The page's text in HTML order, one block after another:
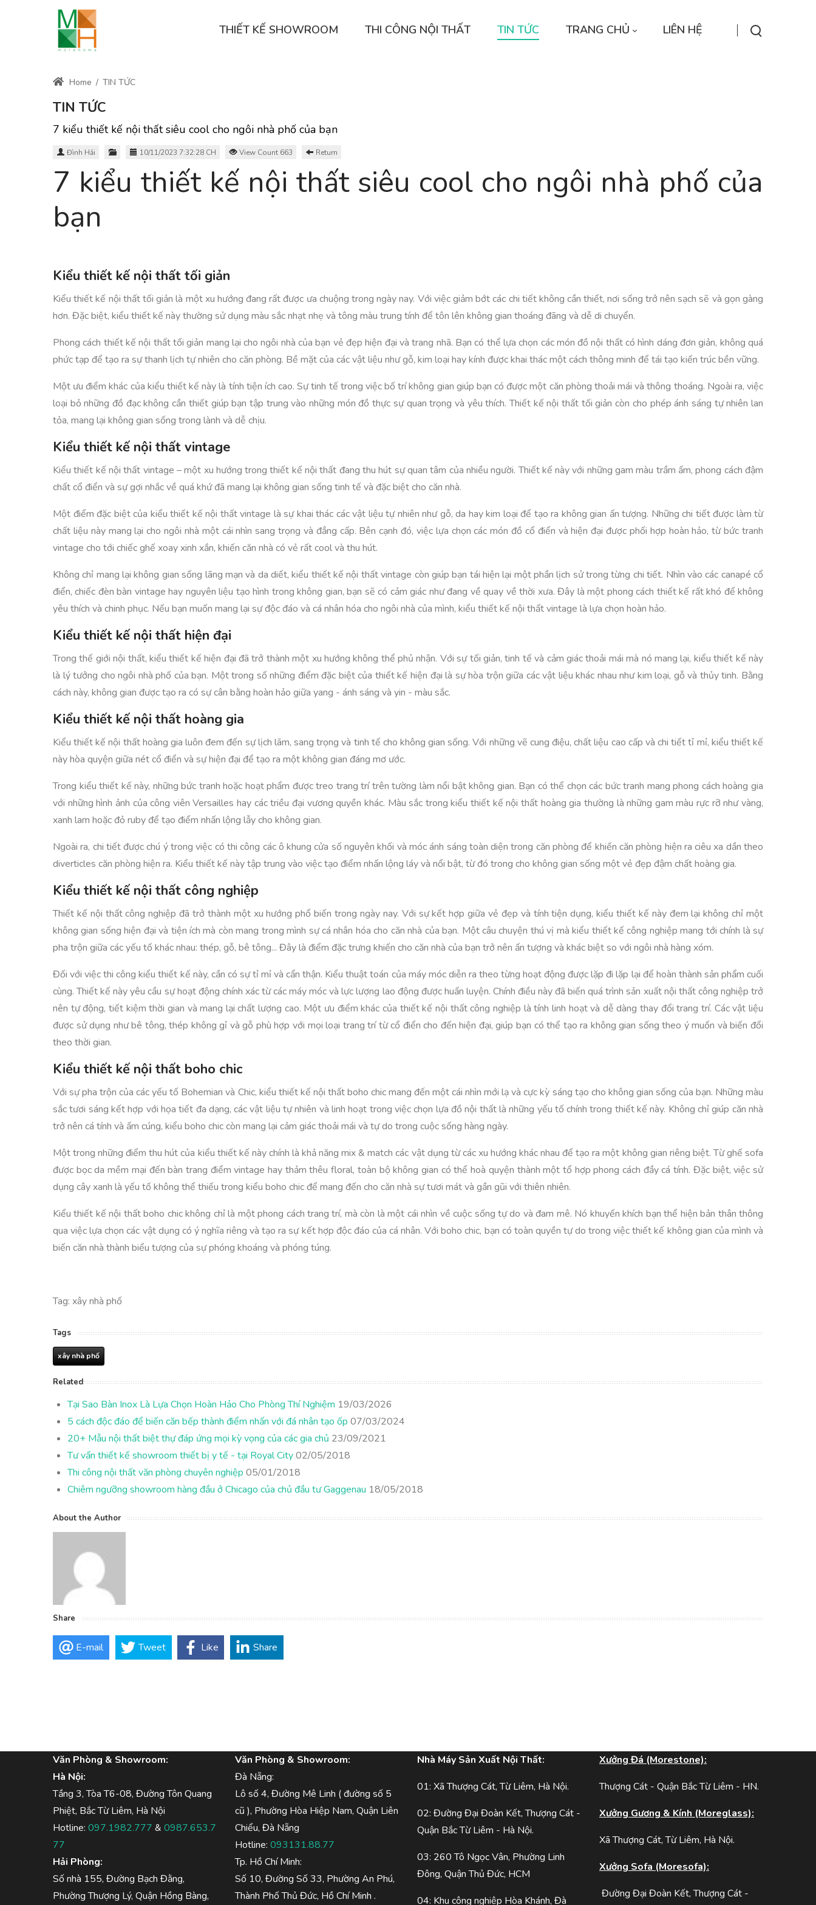
THIẾT KẾ SHOWROOM THI CÔNG NỘI THẤT TIN TỨC TRANG CHỦ LIÊN HỆ
Home / TIN TỨC
TIN TỨC
7 kiểu thiết kế nội thất siêu cool cho ngôi nhà phố của bạn
Đình Hải 10/11/2023 7:32:28 CH View Count 663 Return
7 kiểu thiết kế nội thất siêu cool cho ngôi nhà phố của
bạn
Kiểu thiết kế nội thất tối giản
Kiểu thiết kế nội thất tối giản là một xu hướng đang rất được ưa chuộng trong ngày nay. Với việc giảm bớt các chi tiết không cần thiết, nơi sống trở nên sạch sẽ và gọn gàng
hơn. Đặc biệt, kiểu thiết kế này thường sử dụng màu sắc nhạt nhẹ và tông màu trung tính để tôn lên không gian thoáng đãng và dễ di chuyển.
Phong cách thiết kế nội thất tối giản mang lại cho ngôi nhà của bạn vẻ đẹp hiện đại và trang nhã. Bạn có thể lựa chọn các món đồ nội thất có hình dáng đơn giản, không quá
phức tạp để tạo ra sự thanh lịch tự nhiên cho căn phòng. Bề mặt của các vật liệu như gỗ, kim loại hay kính được khai thác một cách thông minh để tái tạo kiến trúc bền vững.
Một ưu điểm khác của kiểu thiết kế này là tính tiện ích cao. Sự tinh tế trong việc bố trí không gian giúp bạn có được một căn phòng thoải mái và thông thoáng. Ngoài ra, việc
loại bỏ những đồ đạc không cần thiết giúp bạn tập trung vào những món đồ thực sự quan trọng và yêu thích. Thiết kế nội thất tối giản còn cho phép ánh sáng tự nhiên lan
tỏa, mang lại không gian sống trong lành và dễ chịu.
Kiểu thiết kế nội thất vintage
Kiểu thiết kế nội thất vintage – một xu hướng trong thiết kế nội thất đang thu hút sự quan tâm của nhiều người. Thiết kế này với những gam màu trầm ấm, phong cách đậm
chất cổ điển và sự gợi nhắc về quá khứ đã mang lại không gian sống tinh tế và đặc biệt cho căn nhà.
Một điểm đặc biệt của kiểu thiết kế nội thất vintage là sự khai thác các vật liệu tự nhiên như gỗ, da hay kim loại để tạo ra không gian ấn tượng. Những chi tiết được làm từ
chất liệu này mang lại cho ngôi nhà một cái nhìn sang trọng và đẳng cấp. Bên cạnh đó, việc lựa chọn các món đồ cổ điển và hiện đại được phối hợp hoàn hảo, từ bức tranh
vintage cho tới chiếc ghế xoay xinh xắn, khiến căn nhà có vẻ rất cool và thu hút.
Không chỉ mang lại không gian sống lãng mạn và da diết, kiểu thiết kế nội thất vintage còn giúp bạn tái hiện lại một phần lịch sử trong từng chi tiết. Nhìn vào các canapé cổ
điển, chiếc đèn bàn vintage hay nguyên liệu tạo hình trong không gian, bạn sẽ có cảm giác như đang về quay về thời xưa. Đây là một phong cách thiết kế rất khó để không
yêu thích và chinh phục. Nếu bạn muốn mang lại sự độc đáo và cá nhân hóa cho ngôi nhà của mình, kiểu thiết kế nội thất vintage là lựa chọn hoàn hảo.
Kiểu thiết kế nội thất hiện đại
Trong thế giới nội thất, kiểu thiết kế hiện đại đã trở thành một xu hướng không thể phủ nhận. Với sự tối giản, tinh tế và cảm giác thoải mái mà nó mang lại, kiểu thiết kế này
là lý tưởng cho ngôi nhà phố của bạn. Một trong số những điểm đặc biệt của thiết kế hiện đại là sự hòa trộn giữa các vật liệu khác nhau như kim loại, gỗ và thủy tinh. Bằng
cách này, không gian được tạo ra có sự cân bằng hoàn hảo giữa yang - ánh sáng và yin - màu sắc.
Kiểu thiết kế nội thất hoàng gia
Kiểu thiết kế nội thất hoàng gia luôn đem đến sự lịch lãm, sang trọng và tinh tế cho không gian sống. Với những vẽ cung điệu, chất liệu cao cấp và chi tiết tỉ mỉ, kiểu thiết kế
này hòa quyện giữa nét cổ điển và sự hiện đại để tạo ra một không gian đáng mơ ước.
Trong kiểu thiết kế này, những bức tranh hoặc hoạt phẩm được treo trang trí trên tường làm nổi bật không gian. Bạn có thể chọn các bức tranh mang phong cách hoàng gia
với những hình ảnh của công viên Versailles hay các triều đại vương quyền khác. Màu sắc trong kiểu thiết kế nội thất hoàng gia thường là những gam màu rực rỡ như vàng,
xanh lam hoặc đỏ ruby để tạo điểm nhấn lộng lẫy cho không gian.
Ngoài ra, chi tiết được chú ý trong việc có thi công các ô khung cửa số nguyên khối và móc ánh sáng toàn diện trong căn phòng để khiến căn phòng hiện ra ciêu xa dần theo
diverticles căn phòng hiện ra. Kiểu thiết kế này tập trung vào việc tạo điểm nhấn lộng láy và nổi bật, từ đó trong cho không gian sống một vẻ đẹp đậm chất hoàng gia.
Kiểu thiết kế nội thất công nghiệp
Thiết kế nội thất công nghiệp đã trở thành một xu hướng phổ biến trong ngày nay. Với sự kết hợp giữa vẻ đẹp và tính tiện dụng, kiểu thiết kế này đem lại không chỉ một
không gian sống hiện đại và tiện ích mà còn mang trong mình sự cá nhân hóa cho căn nhà của bạn. Một câu chuyện thú vị mà kiểu thiết kế công nghiệp mang tới chính là sự
pha trộn giữa các yếu tố khác nhau: thép, gỗ, bê tông... Đây là điểm đặc trưng khiến cho căn nhà của bạn trở nên ấn tượng và khác biệt so với ngôi nhà hàng xóm.
Đối với việc thi công kiểu thiết kế này, cần có sự tỉ mỉ và cẩn thận. Kiểu thuật toán của máy móc diễn ra theo từng hoạt động được lặp đi lặp lại để hoàn thành sản phẩm cuối
cùng. Thiết kế này yêu cầu sự hoạt động chính xác từ các máy móc và lực lượng lao động được huấn luyện. Chính điều này đã biến quá trình sản xuất nội thất công nghiệp trở
nên tự động, tiết kiệm thời gian và mang lại chất lượng cao. Một ưu điểm khác của thiết kế nội thất công nghiệp là tính linh hoạt và dễ dàng thay đổi trang trí. Các vật liệu
được sử dụng như bê tông, thép không gỉ và gỗ phù hợp với mọi loại trang trí từ cổ điển cho đến hiện đại, giúp bạn có thể tạo ra không gian sống theo ý muốn và biến đổi
theo thời gian.
Kiểu thiết kế nội thất boho chic
Với sự pha trộn của các yếu tố Bohemian và Chic, kiểu thiết kế nội thất boho chic mang đến một cái nhìn mới lạ và cực kỳ sáng tạo cho không gian sống của bạn. Những màu
sắc tươi sáng kết hợp với họa tiết đa dạng, các vật liệu tự nhiên và linh hoạt trong việc chọn lựa đồ nội thất là những yếu tố chính trong thiết kế này. Không chỉ giúp căn nhà
trở nên cá tính và ấm cúng, kiểu boho chic còn mang lại cảm giác thoải mái và tự do trong cuộc sống hàng ngày.
Một trong những điểm thu hút của kiểu thiết kế này chính là khả năng mix & match các vật dụng từ các xu hướng khác nhau để tạo ra một không gian riêng biệt. Từ ghế sofa
được bọc da mềm mại đến bàn trang điểm vintage hay thảm thêu floral, toàn bộ không gian có thể hoà quyện thành một tổ hợp phong cách đầy cá tính. Đặc biệt, việc sử
dụng cây xanh là yếu tố không thể thiếu trong kiểu boho chic để mang đến cho căn nhà sự tươi mát và gần gũi với thiên nhiên.
Kiểu thiết kế nội thất boho chic không chỉ là một phong cách trang trí, mà còn là một cái nhìn về cuộc sống tự do và đam mê. Nó khuyến khích bạn thể hiện bản thân thông
qua việc lựa chọn các vật dụng có ý nghĩa riêng và tạo ra sự kết hợp độc đáo của cá nhân. Với boho chic, bạn có toàn quyền tự do trong việc thiết kế không gian của mình và
biến căn nhà thành biểu tượng của sự phóng khoáng và phóng túng.
Tag: xây nhà phố
Tags
xây nhà phố
Related
Tại Sao Bàn Inox Là Lựa Chọn Hoàn Hảo Cho Phòng Thí Nghiệm 19/03/2026
5 cách độc đáo để biến căn bếp thành điểm nhấn với đá nhân tạo ốp 07/03/2024
20+ Mẫu nội thất biệt thự đáp ứng mọi kỳ vọng của các gia chủ 23/09/2021
Tư vấn thiết kế showroom thiết bị y tế - tại Royal City02/05/2018
Thi công nội thất văn phòng chuyên nghiệp 05/01/2018
Chiêm ngưỡng showroom hàng đầu ở Chicago của chủ đầu tư Gaggenau 18/05/2018
About the Author
Share
E-mail Tweet Like Share
Văn Phòng & Showroom:
Hà Nội:
Tầng 3, Tòa T6-08, Đường Tôn Quang
Phiệt, Bắc Từ Liêm, Hà Nội
Hotline: 097.1982.777 & 0987.653.7
77
Hải Phòng:
Số nhà 155, Đường Bạch Đằng,
Phường Thượng Lý, Quận Hồng Bàng,
Văn Phòng & Showroom:
Đà Nẵng:
Lô số 4, Đường Mê Linh ( đường số 5
cũ ), Phường Hòa Hiệp Nam, Quận Liên
Chiểu, Đà Nẵng
Hotline: 093131.88.77
Tp. Hồ Chí Minh:
Số 10, Đường Số 33, Phường An Phú,
Thành Phố Thủ Đức, Hồ Chí Minh .
Nhà Máy Sản Xuất Nội Thất:
01: Xã Thượng Cát, Từ Liêm, Hà Nội.
02: Đường Đại Đoàn Kết, Thượng Cát -
Quận Bắc Từ Liêm - Hà Nội.
03: 260 Tô Ngọc Vân, Phường Linh
Đông, Quận Thủ Đức, HCM
04: Khu công nghiệp Hòa Khánh, Đà
Xưởng Đá (Morestone):
Thượng Cát - Quận Bắc Từ Liêm - HN.
Xưởng Gương & Kính (Moreglass):
Xã Thượng Cát, Từ Liêm, Hà Nội.
Xưởng Sofa (Moresofa):
Đường Đại Đoàn Kết, Thượng Cát -